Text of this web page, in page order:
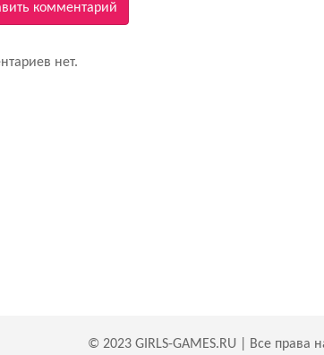
комментарий
нет.
© 2023 GIRLS-GAMES.RU | Все права